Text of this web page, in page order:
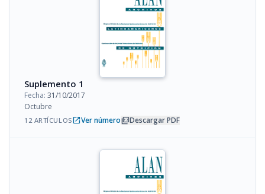
Suplemento 1
Fecha: 31/10/2017
Octubre
12 ARTÍCULOSopen_in_newVer númeropicture_as_pdfDescargar PDF